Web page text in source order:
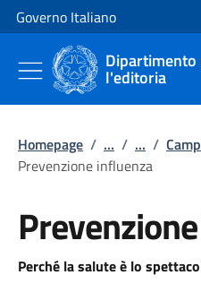
Vai al contenuto
Vai alla navigazione del sito
Governo Italiano
l'editoria
Homepage / ... / ... /
Prevenzione influenza
Perché la salute è lo